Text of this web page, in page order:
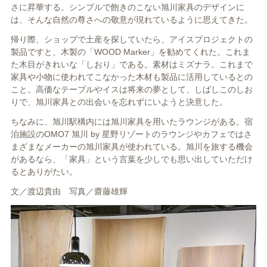
さに昇華する。シンプルで飽きのこない旭川家具のデザインに
は、そんな自然の尊さへの敬意が現れているように思えてきた。
帰り際、ショップで土産を探していたら、アイスプロジェクトの
製品ですと、木製の「 WOOD Marker」を勧めてくれた。これま
た木目がきれいな「しおり」である。素材はミズナラ。これまで
家具や小物に使われてこなかった木材も製品に活用しているとの
こと。高価なテーブルやイスは将来の夢として、しばしこのしお
りで、旭川家具との出会いを忘れずにいようと決意した。
ちなみに、旭川駅構内には旭川家具を用いたラウンジがある。宿
泊施設のOMO7 旭川 by 星野リゾートのラウンジやカフェではさ
まざまなメーカーの旭川家具が使われている。旭川を旅する機会
があるなら、「家具」という言葉を少しでも思い出していただけ
るとありがたい。
文／渡辺貴由 写真／齋藤雄輝